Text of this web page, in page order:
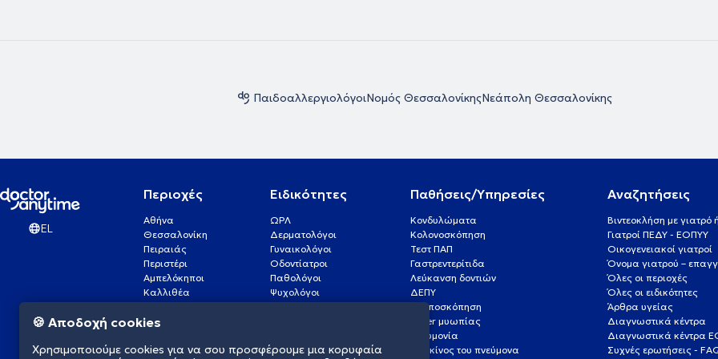
ΠαιδοαλλεργιολόγοιΝομός ΘεσσαλονίκηςΝεάπολη Θεσσαλονίκης
EL
Περιοχές
Αθήνα
Θεσσαλονίκη
Πειραιάς
Περιστέρι
Αμπελόκηποι
Καλλιθέα
Πάτρα
Γλυφάδα
Νέα Σμύρνη
Ειδικότητες
ΩΡΛ
Δερματολόγοι
Γυναικολόγοι
Οδοντίατροι
Παθολόγοι
Ψυχολόγοι
Οφθαλμίατροι
Καρδιολόγοι
Παθήσεις/Υπηρεσίες
Κονδυλώματα
Κολονοσκόπηση
Τεστ ΠΑΠ
Γαστρεντερίτιδα
Λεύκανση δοντιών
ΔΕΠΥ
Κολποσκόπηση
Laser μυωπίας
Πνευμονία
Καρκίνος του πνεύμονα
Αναζητήσεις
Βιντεοκλήση με
Γιατροί ΠΕΔΥ - ΕΟΠΥΥ
Οικογενειακοί γιατροί
Όνομα γιατρού –
Όλες οι περιοχές
Όλες οι ειδικότητες
Άρθρα υγείας
Διαγνωστικά κέντρα
Διαγνωστικά κέντρα
Συχνές ερωτήσεις -
🍪 Αποδοχή cookies
Χρησιμοποιούμε cookies για να σου προσφέρουμε μια κορυφαία